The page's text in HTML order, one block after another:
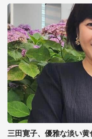
三田寛子、優雅な淡い